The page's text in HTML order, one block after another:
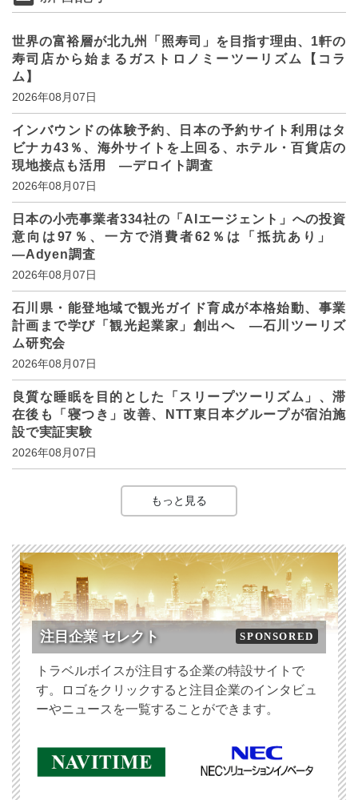
世界の富裕層が北九州「照寿司」を目指す理由、1軒の
寿司店から始まるガストロノミーツーリズム【コラ
ム】
2026年08月07日
インバウンドの体験予約、日本の予約サイト利用はタ
ビナカ43％、海外サイトを上回る、ホテル・百貨店の
現地接点も活用 ―デロイト調査
2026年08月07日
日本の小売事業者334社の「AIエージェント」への投資
意向は97％、一方で消費者62％は「抵抗あり」
―Adyen調査
2026年08月07日
石川県・能登地域で観光ガイド育成が本格始動、事業
計画まで学び「観光起業家」創出へ ―石川ツーリズ
ム研究会
2026年08月07日
良質な睡眠を目的とした「スリープツーリズム」、滞
在後も「寝つき」改善、NTT東日本グループが宿泊施
設で実証実験
2026年08月07日
もっと見る
注目企業 セレクト SPONSORED
トラベルボイスが注目する企業の特設サイトで
す。ロゴをクリックすると注目企業のインタビュ
ーやニュースを一覧することができます。